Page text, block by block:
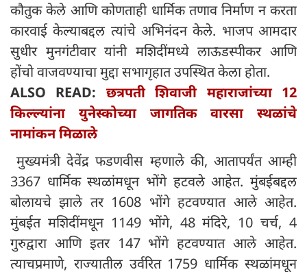
कौतुक केले आणि कोणताही धार्मिक तणाव निर्माण न करता
कारवाई केल्याबद्दल त्यांचे अभिनंदन केले. भाजप आमदार
सुधीर मुनगंटीवार यांनी मशिदींमध्ये लाऊडस्पीकर आणि
होंचो वाजवण्याचा मुद्दा सभागृहात उपस्थित केला होता.
ALSO READ: छत्रपती शिवाजी महाराजांच्या 12
किल्ल्यांना युनेस्कोच्या जागतिक वारसा स्थळांचे
नामांकन मिळाले
मुख्यमंत्री देवेंद्र फडणवीस म्हणाले की, आतापर्यंत आम्ही
3367 धार्मिक स्थळांमधून भोंगे हटवले आहेत. मुंबईबद्दल
बोलायचे झाले तर 1608 भोंगे हटवण्यात आले आहेत.
मुंबईत मशिदींमधून 1149 भोंगे, 48 मंदिरे, 10 चर्च, 4
गुरुद्वारा आणि इतर 147 भोंगे हटवण्यात आले आहेत.
त्याचप्रमाणे, राज्यातील उर्वरित 1759 धार्मिक स्थळांमधून